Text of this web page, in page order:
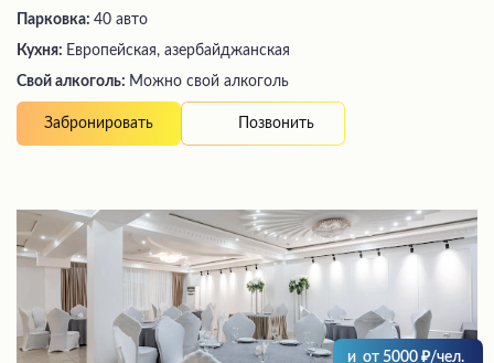
Парковка: 40 авто
Кухня: Европейская, азербайджанская
Свой алкоголь: Можно свой алкоголь
Забронировать Позвонить
и от 5000 /чел.